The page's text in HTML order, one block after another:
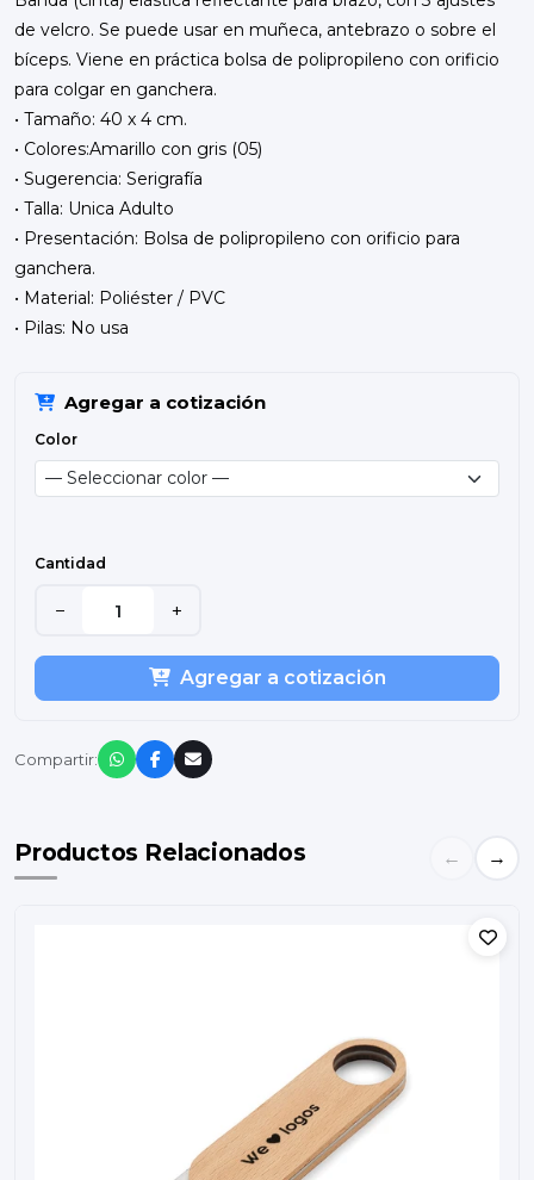
de velcro. Se puede usar en muñeca, antebrazo o sobre el
bíceps. Viene en práctica bolsa de polipropileno con orificio
para colgar en ganchera.
• Tamaño: 40 x 4 cm.
• Colores:Amarillo con gris (05)
• Sugerencia: Serigrafía
• Talla: Unica Adulto
• Presentación: Bolsa de polipropileno con orificio para
ganchera.
• Material: Poliéster / PVC
• Pilas: No usa
Agregar a cotización
Color
Cantidad
− +
Agregar a cotización
Compartir:
Productos Relacionados ← →